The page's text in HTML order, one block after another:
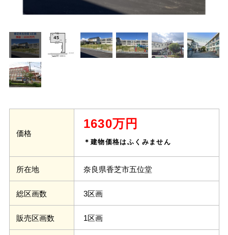
価格
1630万円
＊建物価格はふくみません
所在地 奈良県香芝市五位堂
総区画数 3区画
販売区画数 1区画